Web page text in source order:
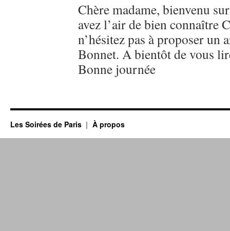
Chère madame, bienvenu
avez l’air de bien connaître
n’hésitez pas à proposer un
Bonnet. A bientôt de vous
Bonne journée
Les Soirées de Paris À propos